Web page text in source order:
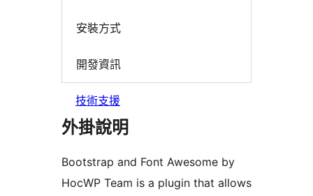
安裝方式
開發資訊
技術支援
外掛說明
Bootstrap and Font Awesome by
HocWP Team is a plugin that allows